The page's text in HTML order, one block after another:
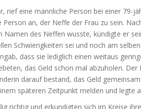
rief eine männliche Person bei einer 79-
Person an, der Neffe der Frau zu sein.
des Neffen wusste, kündigte er
Schwierigkeiten sei und noch am
dass sie lediglich einen weitaus
das Geld schon mal abzuholen.
darauf bestand, das Geld
späteren Zeitpunkt melden und legte
richtig und erkundigten sich im Kreise